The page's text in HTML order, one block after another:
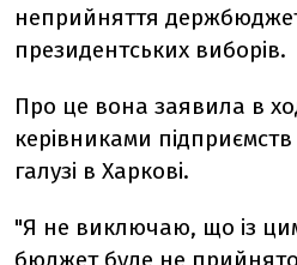
неприйняття
президентських виборів.
Про це вона заявила в
керівниками підприємств
галузі в Харкові.
"Я не виключаю, що із